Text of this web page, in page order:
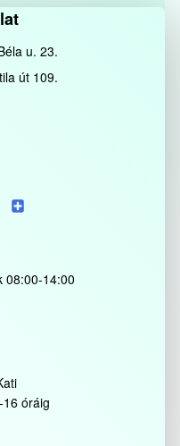
u. 23.
út 109.
08:00-14:00
óráig